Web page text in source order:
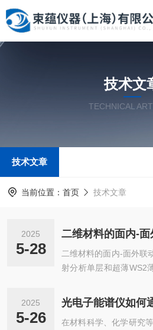
技术文
TECHNICAL
技术文章
当前位置： 首页 技术文章
2025
5-28
二维材料的面内-
二维材料的面内-面外联
射分析单层和超薄WS2
性。X射线衍射（XRD）
研究薄膜的无损检测技
性，如膜层厚度、界面
2025
5-26
在材料科学、化学研究